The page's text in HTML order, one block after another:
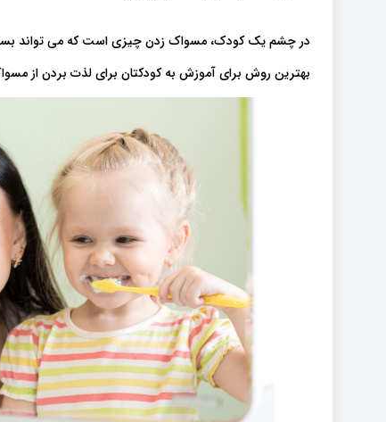
در چشم یک کودک، مسواک زدن چیزی است که می تواند
بهترین روش برای آموزش به کودکتان برای لذت بردن از